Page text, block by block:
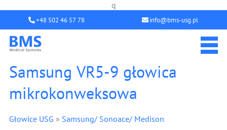
q
+48 502 46 57 78 info@bms-usg.pl
Samsung VR5-9 głowica
mikrokonweksowa
Głowice USG » Samsung/ Sonoace/ Medison